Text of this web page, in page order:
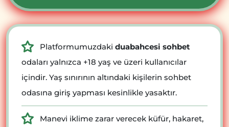
Platformumuzdaki duabahcesi sohbet
odaları yalnızca +18 yaş ve üzeri kullanıcılar
içindir. Yaş sınırının altındaki kişilerin sohbet
odasına giriş yapması kesinlikle yasaktır.
Manevi iklime zarar verecek küfür, hakaret,